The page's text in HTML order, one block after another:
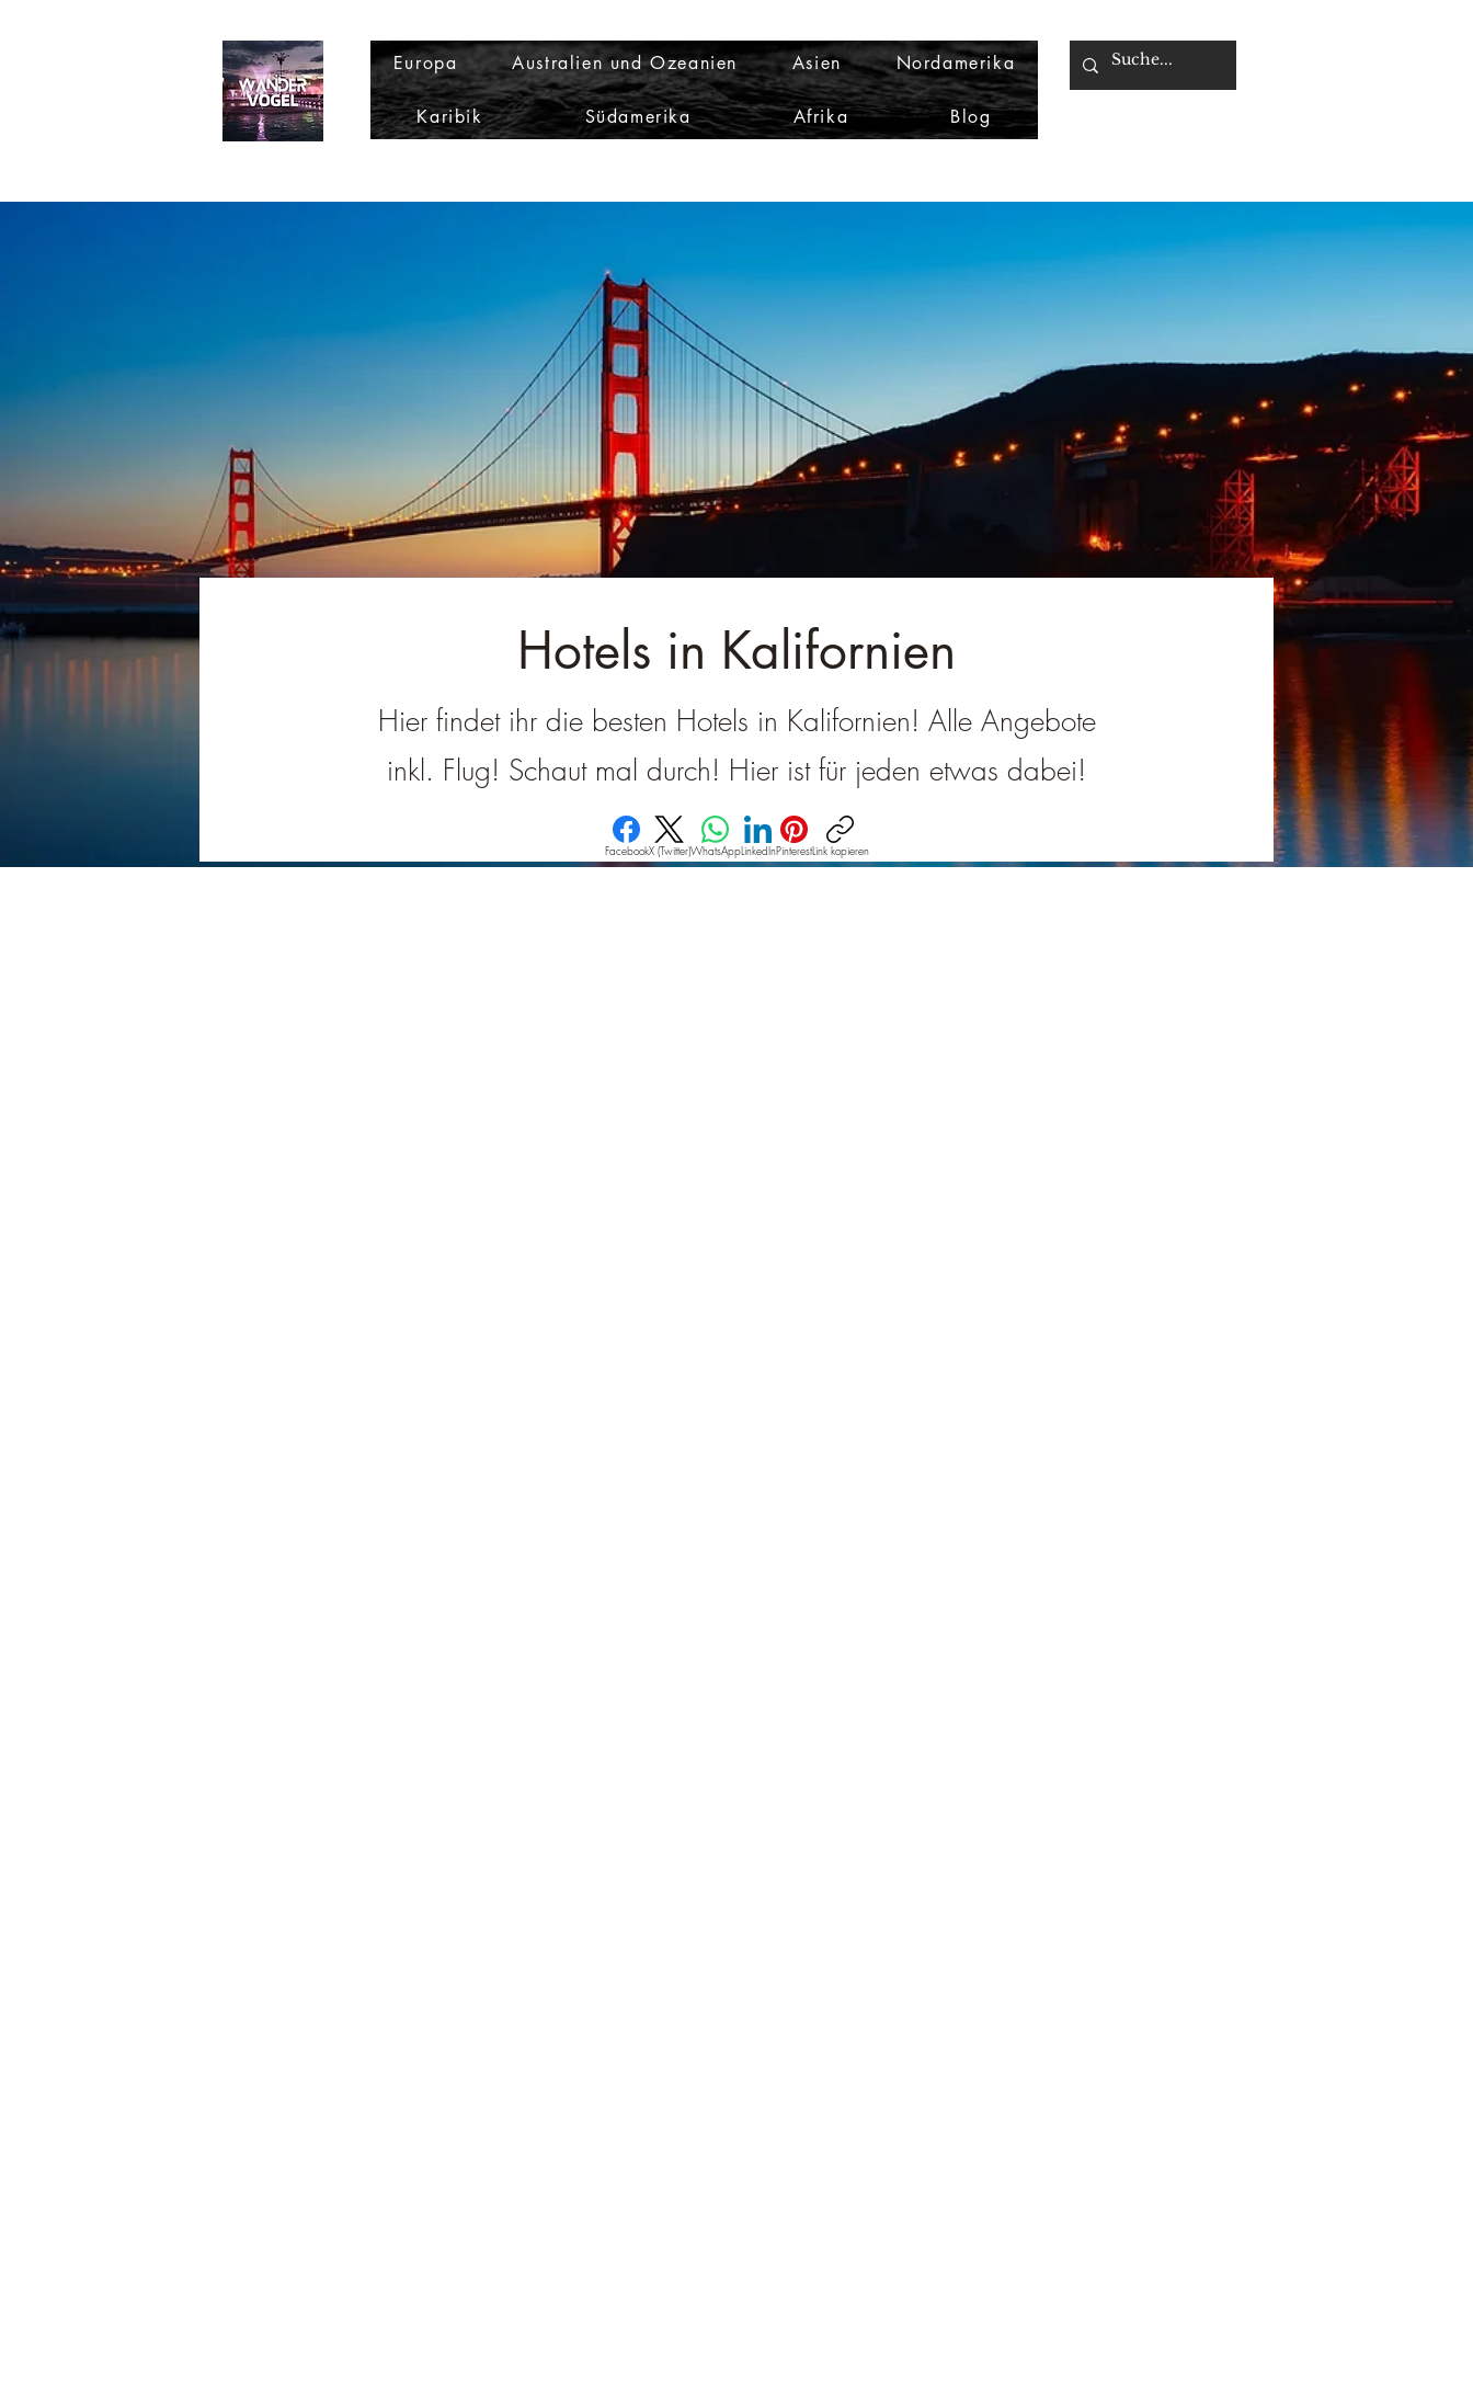
â
Europa Australien und Ozeanien Asien Nordamerika
Karibik Südamerika Afrika Blog
Hotels in Kalifornien
Hier findet ihr die besten Hotels in Kalifornien! Alle Angebote
inkl. Flug! Schaut mal durch! Hier ist für jeden etwas dabei!
FacebookX (Twitter)WhatsAppLinkedInPinterestLink kopieren